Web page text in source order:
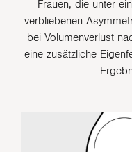
Frauen, die unter
verbliebenen
bei Volumenverlust
eine zusätzliche